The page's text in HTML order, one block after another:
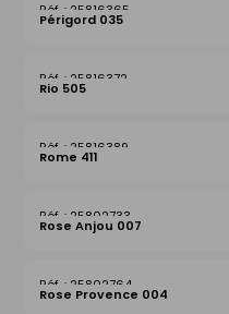
25816365
Périgord 035
25816372
Rio 505
25816389
Rome 411
25802733
Rose Anjou 007
25802764
Rose Provence 004